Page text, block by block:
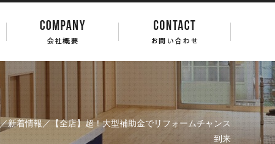
／新着情報 ／【全店】超！大型補助金でリフォームチャンス
到来